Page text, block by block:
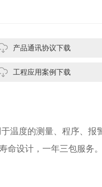
产品通讯协议下载
工程应用案例下载
于温度的测量、程序、
命设计，一年三包服务。